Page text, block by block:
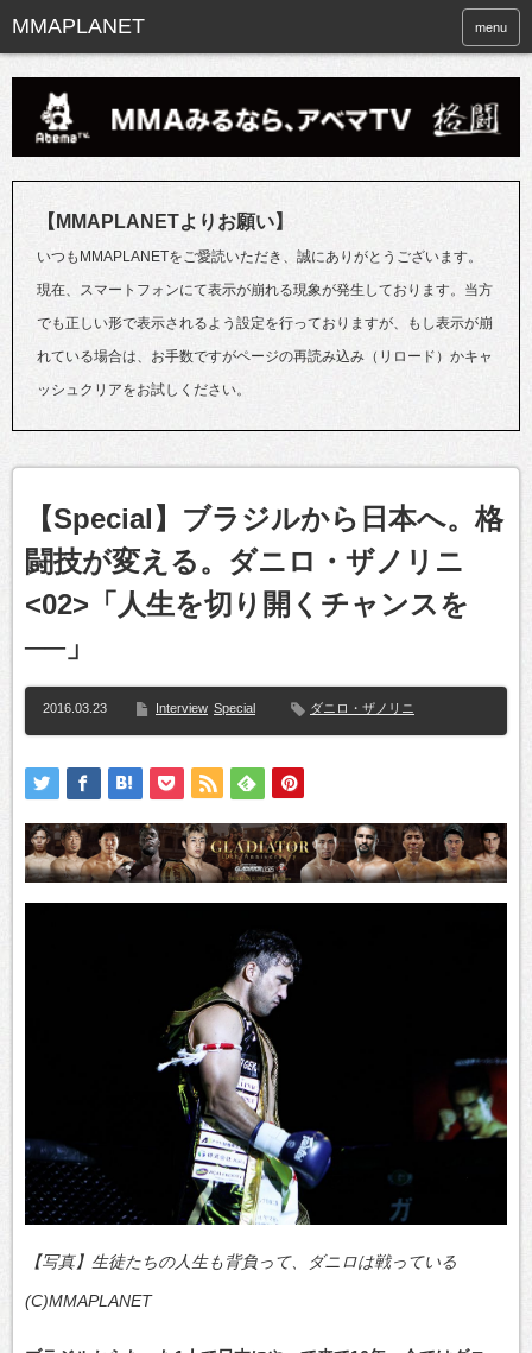
menu
【MMAPLANETよりお願い】
いつもMMAPLANETをご愛読いただき、誠にありがとうございます。
現在、スマートフォンにて表示が崩れる現象が発生しております。当方
でも正しい形で表示されるよう設定を行っておりますが、もし表示が崩
れている場合は、お手数ですがページの再読み込み（リロード）かキャ
ッシュクリアをお試しください。
【Special】ブラジルから日本へ。格
闘技が変える。ダニロ・ザノリニ
<02>「人生を切り開くチャンスを
──」
2016.03.23 Interview Special ダニロ・ザノリニ
【写真】生徒たちの人生も背負って、ダニロは戦っている
(C)MMAPLANET